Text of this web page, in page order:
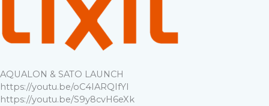
AQUALON & SATO LAUNCH
https://youtu.be/oC4IARQIfYI
https://youtu.be/S9y8cvH6eXk